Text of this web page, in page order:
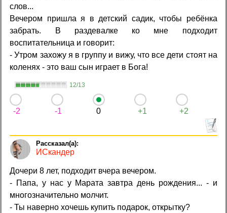
слов...
Вечером пришла я в детский садик, чтобы ребёнка
забрать. В раздевалке ко мне подходит
воспитательница и говорит:
- Утром захожу я в группу и вижу, что все дети стоят на
коленях - это ваш сын играет в Бога!
12/13
-2 -1 0 +1 +2
ИСкандер
Дочери 8 лет, подходит вчера вечером.
- Папа, у нас у Марата завтра день рождения... - и
многозначительно молчит.
- Ты наверно хочешь купить подарок, открытку?